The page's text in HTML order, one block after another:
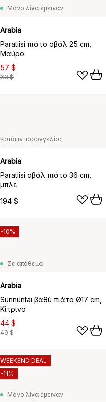
Μόνο λίγα έμειναν
Arabia
Paratiisi πιάτο οβάλ 25 cm,
Μαύρο
57 $
63 $
Κατόπιν παραγγελίας
Arabia
Paratiisi οβάλ πιάτο 36 cm,
μπλε
194 $
Σε απόθεμα
Arabia
Sunnuntai βαθύ πιάτο Ø17 cm,
Κίτρινο
44 $
49 $
-10%
Μόνο λίγα έμειναν
WEEKEND DEAL
-11%